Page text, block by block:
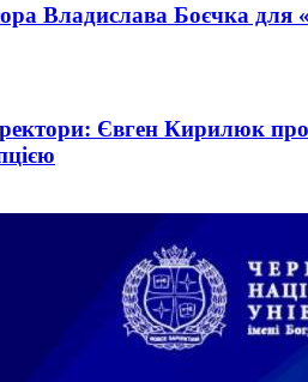
Владислава Боєчка для
Євген Кирилюк